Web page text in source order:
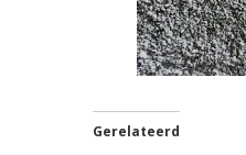
Gerelateerd